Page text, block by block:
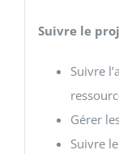
Suivre le
Suivre
Gérer
Suivre